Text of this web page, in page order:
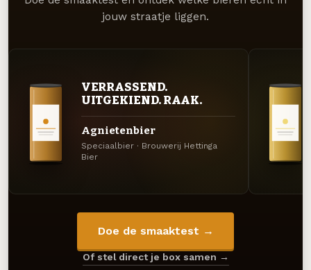
jouw straatje liggen.
VERRASSEND.
UITGEKIEND. RAAK.
Agnietenbier
Speciaalbier · Brouwerij Hettinga
Bier
Doe de smaaktest →
Of stel direct je box samen →